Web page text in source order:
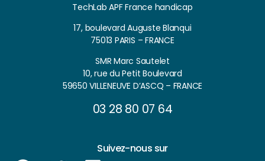
TechLab APF France handicap
17, boulevard Auguste Blanqui
75013 PARIS – FRANCE
SMR Marc Sautelet
10, rue du Petit Boulevard
59650 VILLENEUVE D’ASCQ – FRANCE
03 28 80 07 64
Suivez-nous sur